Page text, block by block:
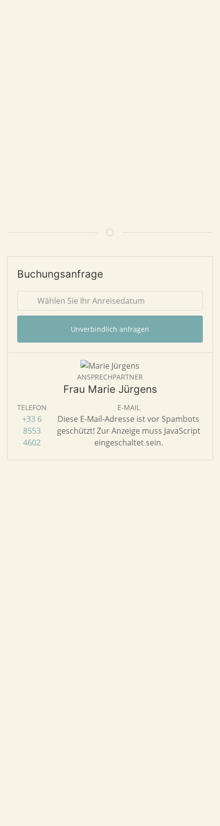
Buchungsanfrage
Unverbindlich anfragen
ANSPRECHPARTNER
Frau Marie Jürgens
TELEFON
+33 6
8553
4602
E-MAIL
Diese E-Mail-Adresse ist vor Spambots
geschützt! Zur Anzeige muss JavaScript
eingeschaltet sein.